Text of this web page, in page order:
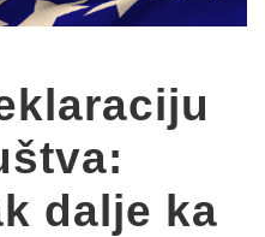
dalje ka